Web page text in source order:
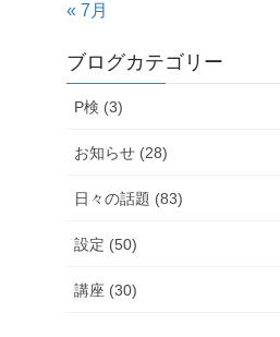
« 7月
ブログカテゴリー
P検 (3)
お知らせ (28)
日々の話題 (83)
設定 (50)
講座 (30)